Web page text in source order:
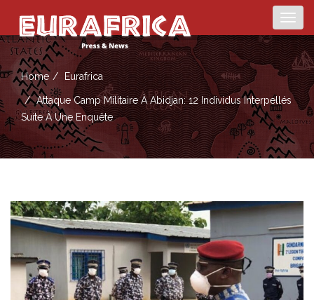
Home Eurafrica
Attaque Camp Militaire À Abidjan: 12 Individus Interpellés
Suite À Une Enquête